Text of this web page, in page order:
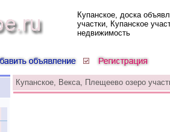
Купанское, доска
участки, Купанское
недвижимость
Купанское, Векса, Плещеево озеро